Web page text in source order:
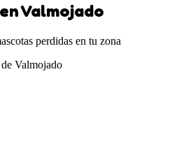
Valmojado
perdidas en tu zona
Valmojado